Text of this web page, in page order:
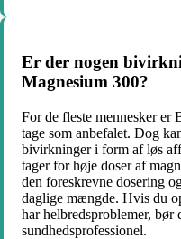
Er der nogen
Magnesium 300?
For de fleste mennesker er
tage som anbefalet. Dog
bivirkninger i form af løs
tager for høje doser af
den foreskrevne dosering
daglige mængde. Hvis du
har helbredsproblemer,
sundhedsprofessionel.